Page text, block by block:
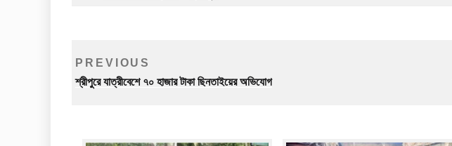
Post
navigation
Previous
Post
PREVIOUS
শ্রীপুরে যাত্রীবেশে ৭০ হাজার টাকা ছিনতাইয়ের অভিযোগ